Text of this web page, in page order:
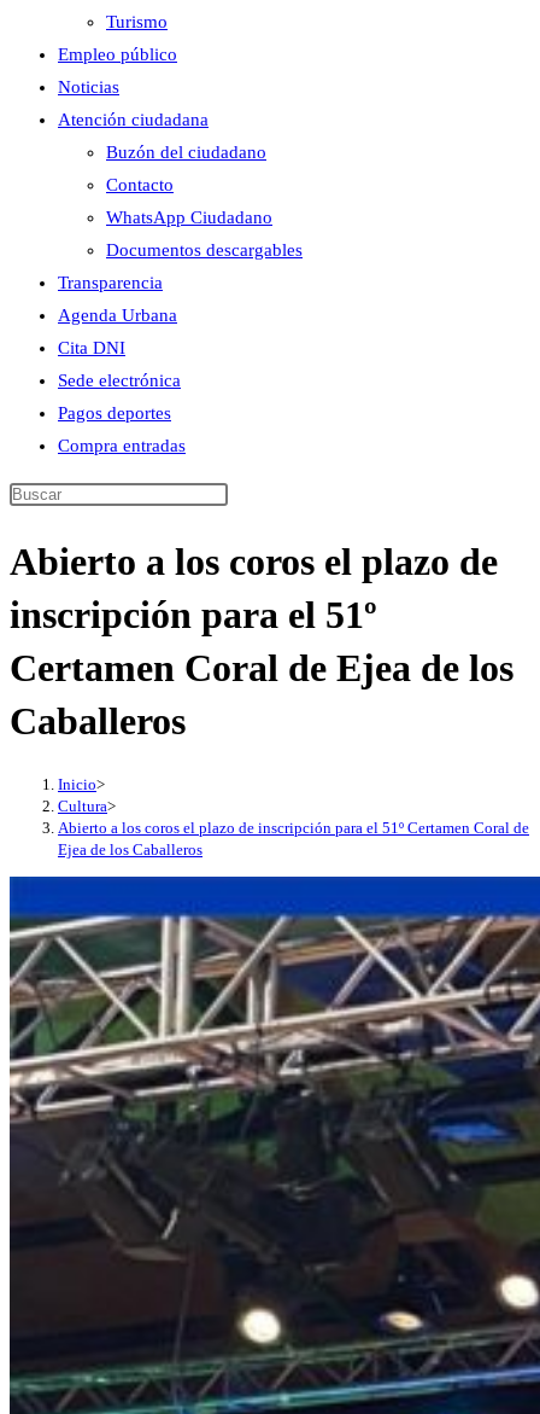
Turismo
Empleo público
Noticias
Atención ciudadana
Buzón del ciudadano
Contacto
WhatsApp Ciudadano
Documentos descargables
Transparencia
Agenda Urbana
Cita DNI
Sede electrónica
Pagos deportes
Compra entradas
Buscar
esta
Abierto a los coros el plazo de
inscripción para el 51º
Certamen Coral de Ejea de los
Caballeros
Inicio>
Cultura>
Abierto a los coros el plazo de inscripción para el 51º Certamen Coral de
Ejea de los Caballeros